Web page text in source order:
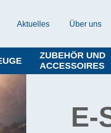
Aktuelles Über uns
ZUBEHÖR UND
ACCESSOIRES
E-